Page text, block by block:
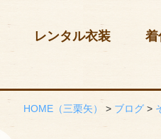
レンタル衣装
着
HOME （三栗矢） > ブログ >